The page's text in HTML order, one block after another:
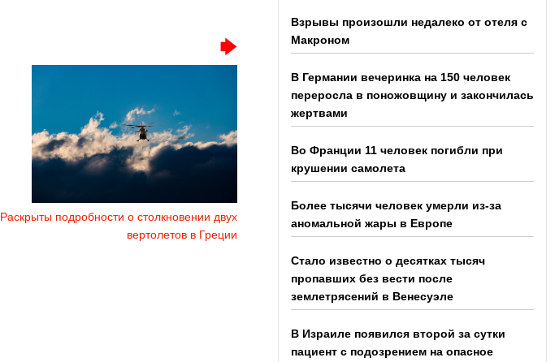
Раскрыты подробности о столкновении двух
вертолетов в Греции
Взрывы произошли недалеко от отеля с
Макроном
В Германии вечеринка на 150 человек
переросла в поножовщину и закончилась
жертвами
Во Франции 11 человек погибли при
крушении самолета
Более тысячи человек умерли из-за
аномальной жары в Европе
Стало известно о десятках тысяч
пропавших без вести после
землетрясений в Венесуэле
В Израиле появился второй за сутки
пациент с подозрением на опасное